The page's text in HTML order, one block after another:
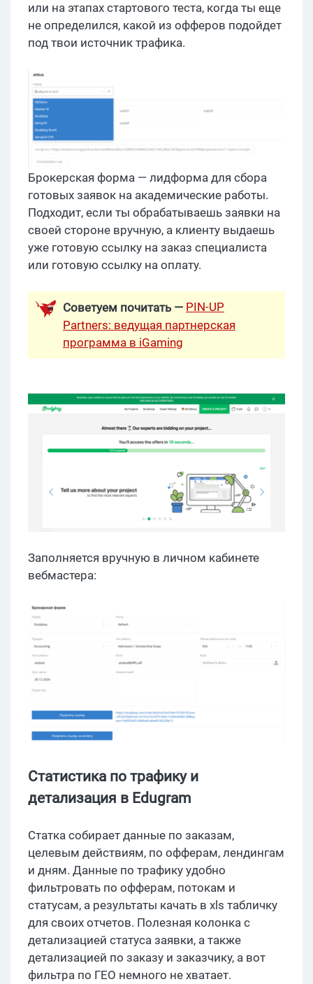
или на этапах стартового теста, когда ты еще
не определился, какой из офферов подойдет
под твои источник трафика.
Брокерская форма — лидформа для сбора
готовых заявок на академические работы.
Подходит, если ты обрабатываешь заявки на
своей стороне вручную, а клиенту выдаешь
уже готовую ссылку на заказ специалиста
или готовую ссылку на оплату.
Советуем почитать — PIN-UP
Partners: ведущая партнерская
программа в iGaming
Заполняется вручную в личном кабинете
вебмастера:
Статистика по трафику и
детализация в Edugram
Статка собирает данные по заказам,
целевым действиям, по офферам, лендингам
и дням. Данные по трафику удобно
фильтровать по офферам, потокам и
статусам, а результаты качать в xls табличку
для своих отчетов. Полезная колонка с
детализацией статуса заявки, а также
детализацией по заказу и заказчику, а вот
фильтра по ГЕО немного не хватает.